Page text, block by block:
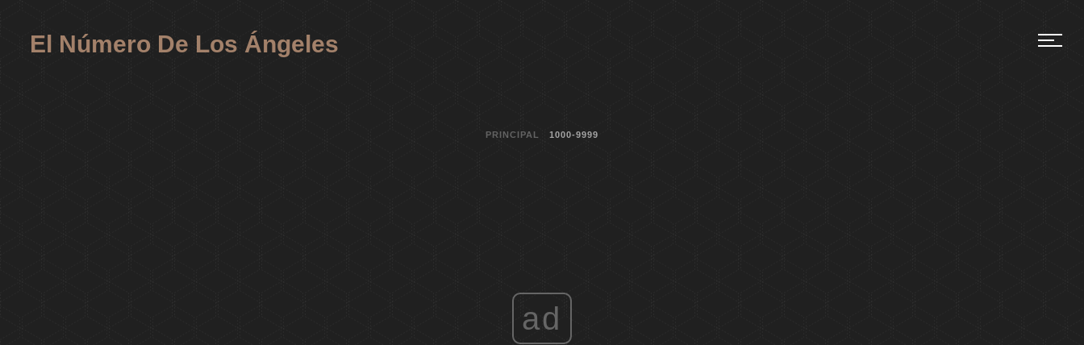
El Número De Los Ángeles
PRINCIPAL 1000-9999
ad